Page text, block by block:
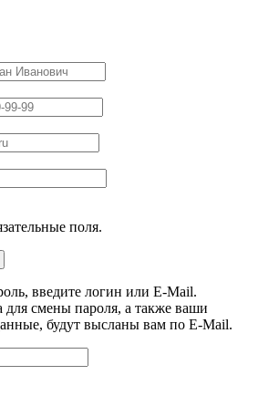
поля.
введите логин или E-Mail.
для смены пароля, а также ваши
будут высланы вам по E-Mail.